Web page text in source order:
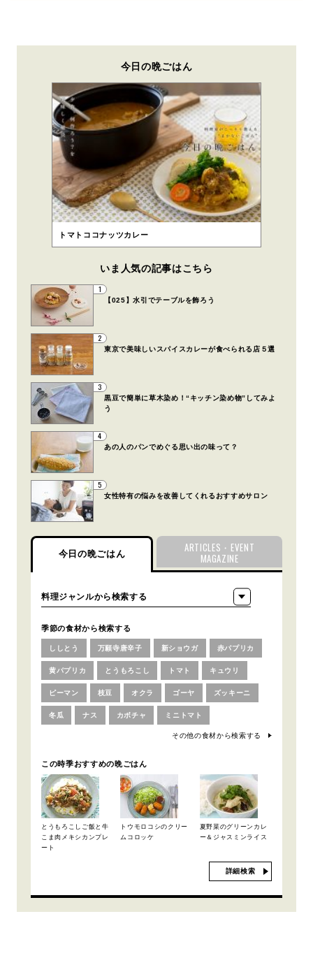
今日の晩ごはん
トマトココナッツカレー
いま人気の記事はこちら
1
【025】水引でテーブルを飾ろう
2
東京で美味しいスパイスカレーが食べられる店５選
3
黒豆で簡単に草木染め！“キッチン染め物”してみよ
う
4
あの人のパンでめぐる思い出の味って？
5
女性特有の悩みを改善してくれるおすすめサロン
今日の晩ごはん
ARTICLES・EVENT
MAGAZINE
季節の食材から検索する
ししとう 万願寺唐辛子 新ショウガ 赤パプリカ
黄パプリカ とうもろこし トマト キュウリ
ピーマン 枝豆 オクラ ゴーヤ ズッキーニ
冬瓜 ナス カボチャ ミニトマト
その他の食材から検索する
この時季おすすめの晩ごはん
とうもろこしご飯と牛
こま肉メキシカンプレ
ート
トウモロコシのクリー
ムコロッケ
夏野菜のグリーンカレ
ー＆ジャスミンライス
詳細検索